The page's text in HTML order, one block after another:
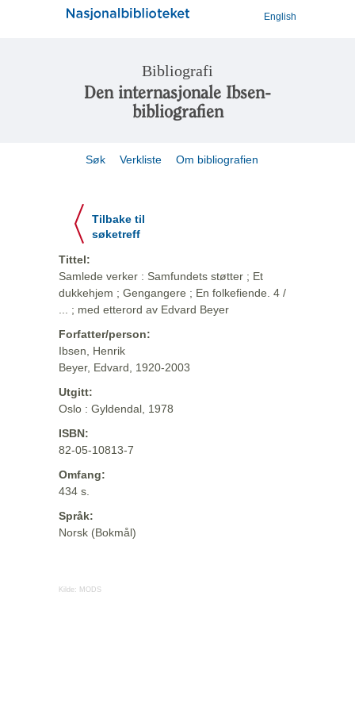
English
Bibliografi
Den internasjonale Ibsen-
bibliografien
Søk Verkliste Om bibliografien
Tilbake til
søketreff
Tittel:
Samlede verker : Samfundets støtter ; Et
dukkehjem ; Gengangere ; En folkefiende. 4 /
... ; med etterord av Edvard Beyer
Forfatter/person:
Ibsen, Henrik
Beyer, Edvard, 1920-2003
Utgitt:
Oslo : Gyldendal, 1978
ISBN:
82-05-10813-7
Omfang:
434 s.
Språk:
Norsk (Bokmål)
Kilde: MODS